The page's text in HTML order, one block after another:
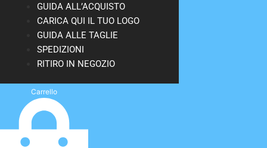
GUIDA ALL’ACQUISTO
CARICA QUI IL TUO LOGO
GUIDA ALLE TAGLIE
SPEDIZIONI
RITIRO IN NEGOZIO
Carrello